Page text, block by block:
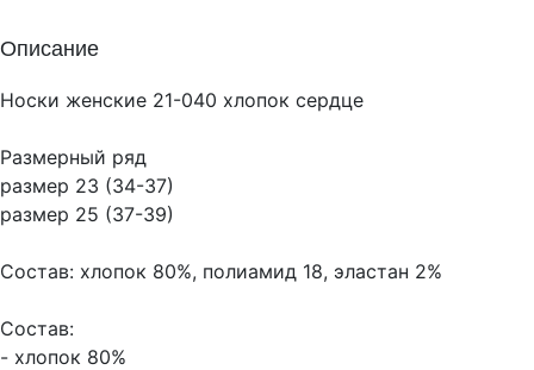
Описание
Носки женские 21-040 хлопок сердце
Размерный ряд
размер 23 (34-37)
размер 25 (37-39)
Состав: хлопок 80%, полиамид 18, эластан 2%
Состав:
- хлопок 80%